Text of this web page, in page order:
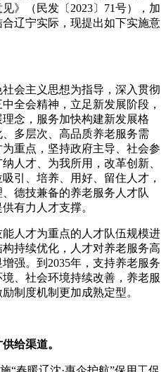
》（民发〔2023〕71号），加
辽宁实际，现提出如下实施意
主义思想为指导，深入贯彻
全会精神，立足新发展阶段，
念，服务加快构建新发展格
多层次、高品质养老服务需
重点，坚持政府主导、社会参
人才、为我所用，改革创新、
引、培养、用好、留住人才，
德技兼备的养老服务人才队
有力人才支撑。
人才为重点的人才队伍规模进
持续优化，人才对养老服务高
强。到2035年，支持养老服务
、社会环境持续改善，养老服
制度机制更加成熟定型。
给渠道。